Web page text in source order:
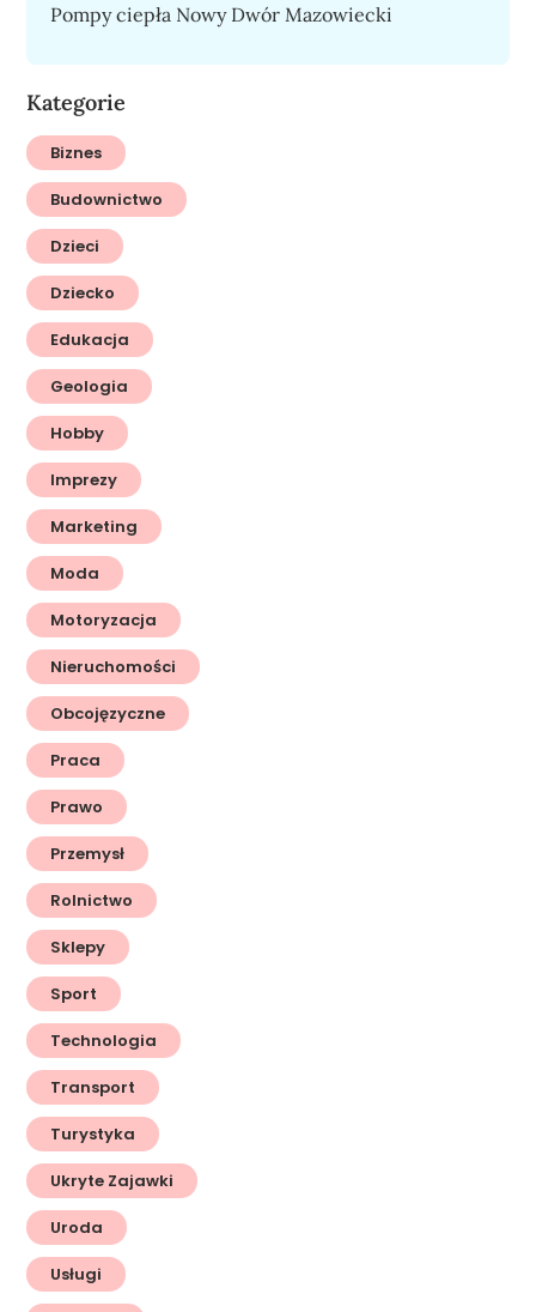
Pompy ciepła Nowy Dwór Mazowiecki
Kategorie
Biznes
Budownictwo
Dzieci
Dziecko
Edukacja
Geologia
Hobby
Imprezy
Marketing
Moda
Motoryzacja
Nieruchomości
Obcojęzyczne
Praca
Prawo
Przemysł
Rolnictwo
Sklepy
Sport
Technologia
Transport
Turystyka
Ukryte Zajawki
Uroda
Usługi